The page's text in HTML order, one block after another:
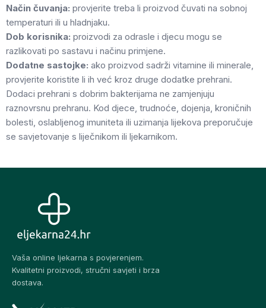
Način čuvanja: provjerite treba li proizvod čuvati na sobnoj
temperaturi ili u hladnjaku.
Dob korisnika: proizvodi za odrasle i djecu mogu se
razlikovati po sastavu i načinu primjene.
Dodatne sastojke: ako proizvod sadrži vitamine ili minerale,
provjerite koristite li ih već kroz druge dodatke prehrani.
Dodaci prehrani s dobrim bakterijama ne zamjenjuju
raznovrsnu prehranu. Kod djece, trudnoće, dojenja, kroničnih
bolesti, oslabljenog imuniteta ili uzimanja lijekova preporučuje
se savjetovanje s liječnikom ili ljekarnikom.
Vaša online ljekarna s povjerenjem.
Kvalitetni proizvodi, stručni savjeti i brza
dostava.